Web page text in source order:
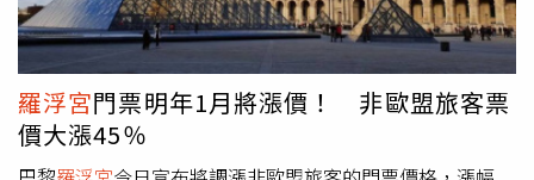
發生的漏水問題進行內部調查。漏水原因據悉為暖通空調系
統（heating and ventilation system）中的1個閥門被意外
打開，導致水滲入存放書籍的莫里安廳（Mollien Wing）天
花板。館方補充，這套「完全過時」的系統已停用數月，原
定自2026年9月開始進行汰換工程。斯坦伯克稱，受損的文
羅浮宮門票明年1月將漲價！ 非歐盟旅客票
價大漲45％